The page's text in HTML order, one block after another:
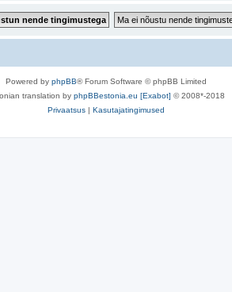
Powered by phpBB® Forum Software © phpBB Limited
translation by phpBBestonia.eu [Exabot] © 2008*-2018
Privaatsus | Kasutajatingimused